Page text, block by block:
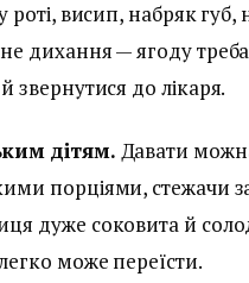
роті, висип, набряк губ,
дихання — ягоду
звернутися до лікаря.
дітям. Давати
порціями, стежачи
дуже соковита й
може переїсти.